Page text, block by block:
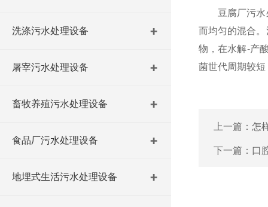
洗涤污水处理设备
屠宰污水处理设备
畜牧养殖污水处理设备
食品厂污水处理设备
地埋式生活污水处理设备
豆腐厂污水处
而均匀的混合
物，在水解-产
菌世代周期较
上一篇： 怎
下一篇： 口